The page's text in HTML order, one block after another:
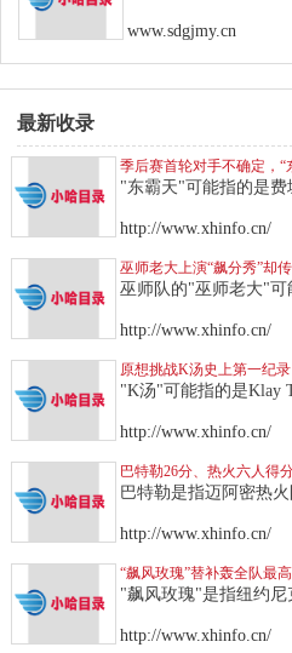
www.sdgjmy.cn
最新收录
季后赛首轮对手不确定，
"东霸天"可能指的是费
http://www.xhinfo.cn/
巫师老大上演“飙分秀”却
巫师队的"巫师老大"可
http://www.xhinfo.cn/
原想挑战K汤史上第一纪
"K汤"可能指的是Klay
http://www.xhinfo.cn/
巴特勒26分、热火六人得
巴特勒是指迈阿密热
http://www.xhinfo.cn/
“飙风玫瑰”替补轰全队最
"飙风玫瑰"是指纽约尼
http://www.xhinfo.cn/